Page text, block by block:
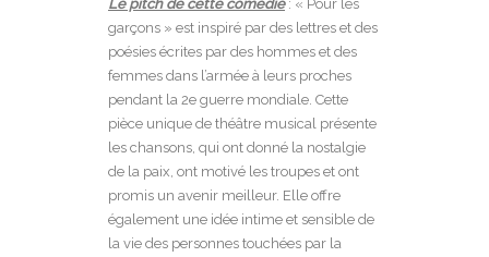
Le pitch de cette comédie: « Pour les
garçons » est inspiré par des lettres et des
poésies écrites par des hommes et des
femmes dans l’armée à leurs proches
pendant la 2e guerre mondiale. Cette
pièce unique de théâtre musical présente
les chansons, qui ont donné la nostalgie
de la paix, ont motivé les troupes et ont
promis un avenir meilleur. Elle offre
également une idée intime et sensible de
la vie des personnes touchées par la